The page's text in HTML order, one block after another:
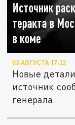
Источник
теракта в
в коме
03 АВГУСТА 17:32
Новые
источник
генерала.